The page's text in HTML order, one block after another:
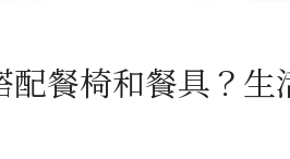
餐椅和餐具？